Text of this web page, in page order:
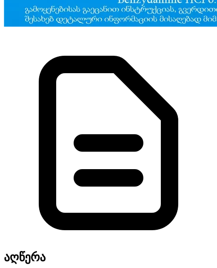
აღწერა